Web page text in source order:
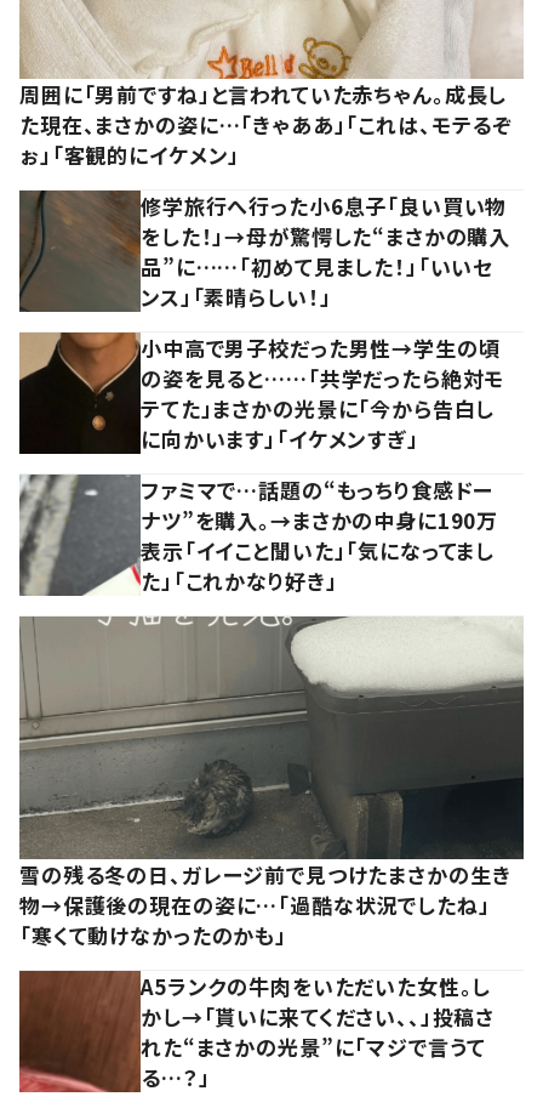
周囲に「男前ですね」と言われていた赤ちゃん。成長し
た現在、まさかの姿に…「きゃああ」「これは、モテるぞ
ぉ」「客観的にイケメン」
修学旅行へ行った小6息子「良い買い物
をした！」→母が驚愕した“まさかの購入
品”に……「初めて見ました！」「いいセ
ンス」「素晴らしい！」
小中高で男子校だった男性→学生の頃
の姿を見ると……「共学だったら絶対モ
テてた」まさかの光景に「今から告白し
に向かいます」「イケメンすぎ」
ファミマで…話題の“もっちり食感ドー
ナツ”を購入。→まさかの中身に190万
表示「イイこと聞いた」「気になってまし
た」「これかなり好き」
雪の残る冬の日、ガレージ前で見つけたまさかの生き
物→保護後の現在の姿に…「過酷な状況でしたね」
「寒くて動けなかったのかも」
A5ランクの牛肉をいただいた女性。し
かし→「貰いに来てください、、」投稿さ
れた“まさかの光景”に「マジで言うて
る…？」